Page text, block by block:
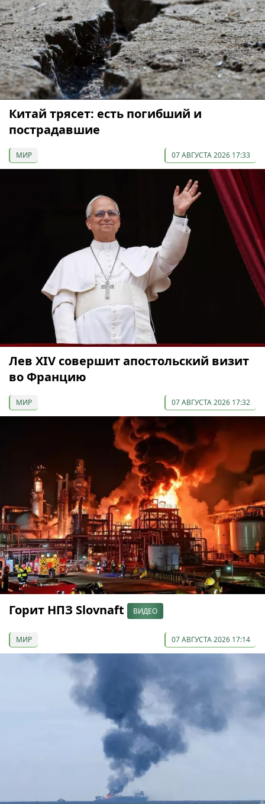
Китай трясет: есть погибший и
пострадавшие
МИР 07 АВГУСТА 2026 17:33
Лев XIV совершит апостольский визит
во Францию
МИР 07 АВГУСТА 2026 17:32
Горит НПЗ Slovnaft ВИДЕО
МИР 07 АВГУСТА 2026 17:14